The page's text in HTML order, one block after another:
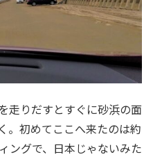
走りだすとすぐに砂浜の面
。初めてここへ来たのは約
ングで、日本じゃないみた